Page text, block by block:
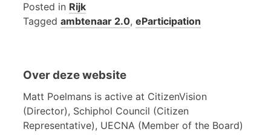
Posted in Rijk
Tagged ambtenaar 2.0, eParticipation
Over deze website
Matt Poelmans is active at CitizenVision
(Director), Schiphol Council (Citizen
Representative), UECNA (Member of the Board)